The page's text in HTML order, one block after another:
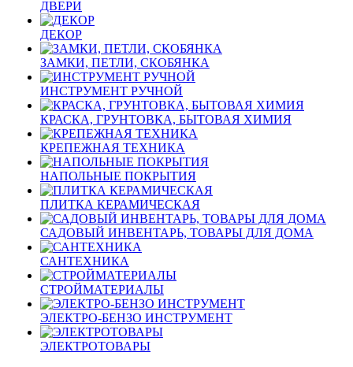
ДВЕРИ
ДЕКОР
ЗАМКИ, ПЕТЛИ, СКОБЯНКА
ИНСТРУМЕНТ РУЧНОЙ
КРАСКА, ГРУНТОВКА, БЫТОВАЯ ХИМИЯ
КРЕПЕЖНАЯ ТЕХНИКА
НАПОЛЬНЫЕ ПОКРЫТИЯ
ПЛИТКА КЕРАМИЧЕСКАЯ
САДОВЫЙ ИНВЕНТАРЬ, ТОВАРЫ ДЛЯ ДОМА
САНТЕХНИКА
СТРОЙМАТЕРИАЛЫ
ЭЛЕКТРО-БЕНЗО ИНСТРУМЕНТ
ЭЛЕКТРОТОВАРЫ